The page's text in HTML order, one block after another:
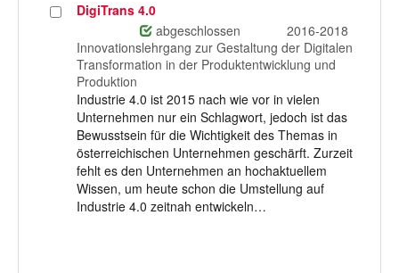
ProjektDigiTrans 4.0
abgeschlossen
2016-2018
Innovationslehrgang zur Gestaltung der Digitalen
Transformation in der Produktentwicklung und
Produktion
Industrie 4.0 ist 2015 nach wie vor in vielen
Unternehmen nur ein Schlagwort, jedoch ist das
Bewusstsein für die Wichtigkeit des Themas in
österreichischen Unternehmen geschärft. Zurzeit
fehlt es den Unternehmen an hochaktuellem
Wissen, um heute schon die Umstellung auf
Industrie 4.0 zeitnah entwickeln…